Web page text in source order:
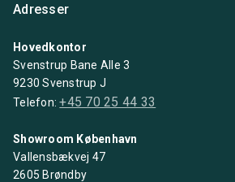
Adresser
Hovedkontor
Svenstrup Bane Alle 3
9230 Svenstrup J
Telefon:+45 70 25 44 33
Showroom København
Vallensbækvej 47
2605 Brøndby